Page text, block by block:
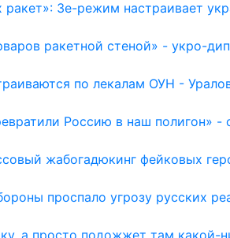
Зе-режим настраивает
ракетной стеной» - укро-
по лекалам ОУН -
Россию в наш полигон» -
жабогадюкинг фейковых
проспало угрозу русских
а просто подожжет там какой-